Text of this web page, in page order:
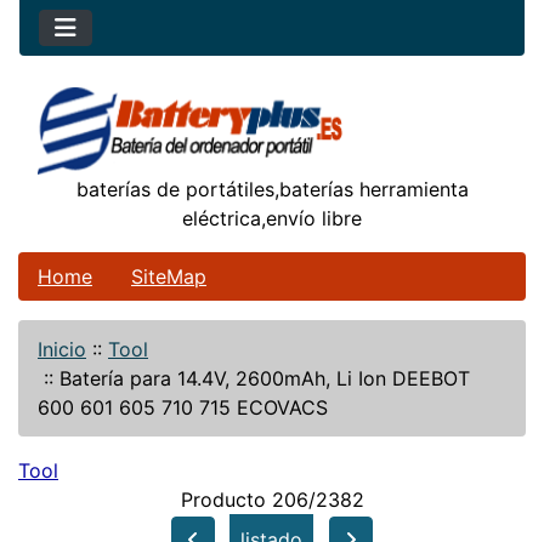
baterías de portátiles,baterías herramienta
eléctrica,envío libre
Home SiteMap
Inicio :: Tool
:: Batería para 14.4V, 2600mAh, Li Ion DEEBOT
600 601 605 710 715 ECOVACS
Tool
Producto 206/2382